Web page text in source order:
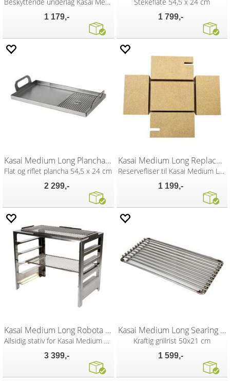
1 179,- 1 799,-
Kasai Medium Long Plancha 50/50
Flat og riflet plancha 54,5 x 24 cm
2 299,-
Kasai Medium Long Replacement Tiles
Reservefliser til Kasai Medium Long
1 199,-
Kasai Medium Long Robota Rack
Allsidig stativ for Kasai Medium Long
3 399,-
Kasai Medium Long Searing Grate
Kraftig grillrist 50x21 cm
1 599,-